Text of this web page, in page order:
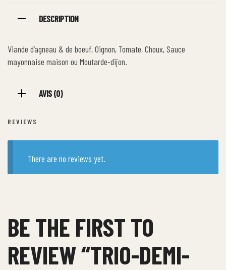
DESCRIPTION
Viande d’agneau & de boeuf, Oignon, Tomate, Choux, Sauce
mayonnaise maison ou Moutarde-dijon.
AVIS (0)
REVIEWS
There are no reviews yet.
BE THE FIRST TO
REVIEW “TRIO-DEMI-